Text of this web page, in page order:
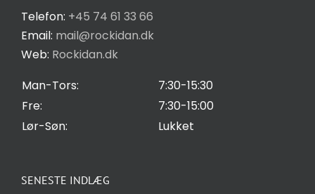
Telefon: +45 74 61 33 66
Email: mail@rockidan.dk
Web: Rockidan.dk
Man-Tors:
7:30-15:30
Fre:
7:30-15:00
Lør-Søn:
Lukket
Privatlivspolitik
Cookie Indstilling
SENESTE INDLÆG